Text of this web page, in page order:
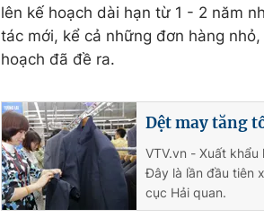
lên kế hoạch dài hạn từ 1 - 2 năm
tác mới, kể cả những đơn hàng
hoạch đã đề ra.
Dệt may tăng
VTV.vn - Xuất
Đây là lần đầu tiên
cục Hải quan.